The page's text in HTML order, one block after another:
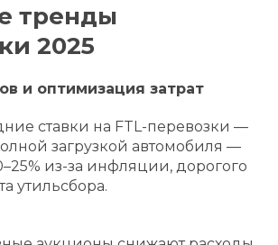
тренды
2025
и оптимизация затрат
ставки на FTL-перевозки —
загрузкой автомобиля —
из-за инфляции, дорогого
утильсбора.